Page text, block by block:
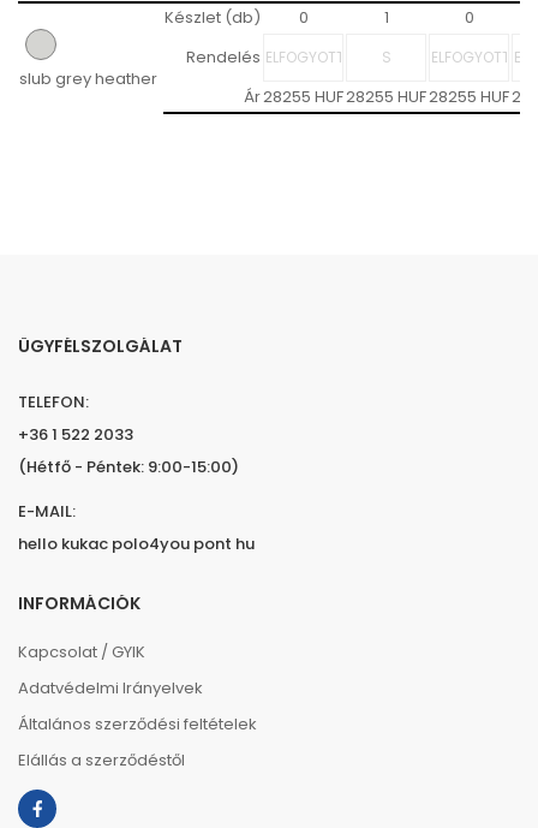
slub grey heather
Készlet (db) 0 1
0
Rendelés
Ár28255 HUF28255 HUF28255 HUF
ÜGYFÉLSZOLGÁLAT
TELEFON:
+36 1 522 2033
(Hétfő - Péntek: 9:00-15:00)
E-MAIL:
hello kukac polo4you pont hu
INFORMÁCIÓK
Kapcsolat / GYIK
Adatvédelmi Irányelvek
Általános szerződési feltételek
Elállás a szerződéstől